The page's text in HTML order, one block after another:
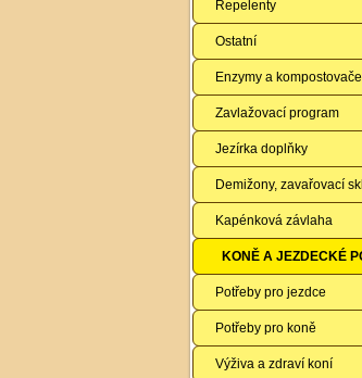
Repelenty
Ostatní
Enzymy a kompostovače
Zavlažovací program
Jezírka doplňky
Demižony, zavařovací
Kapénková závlaha
KONĚ A JEZDECKÉ
Potřeby pro jezdce
Potřeby pro koně
Výživa a zdraví koní